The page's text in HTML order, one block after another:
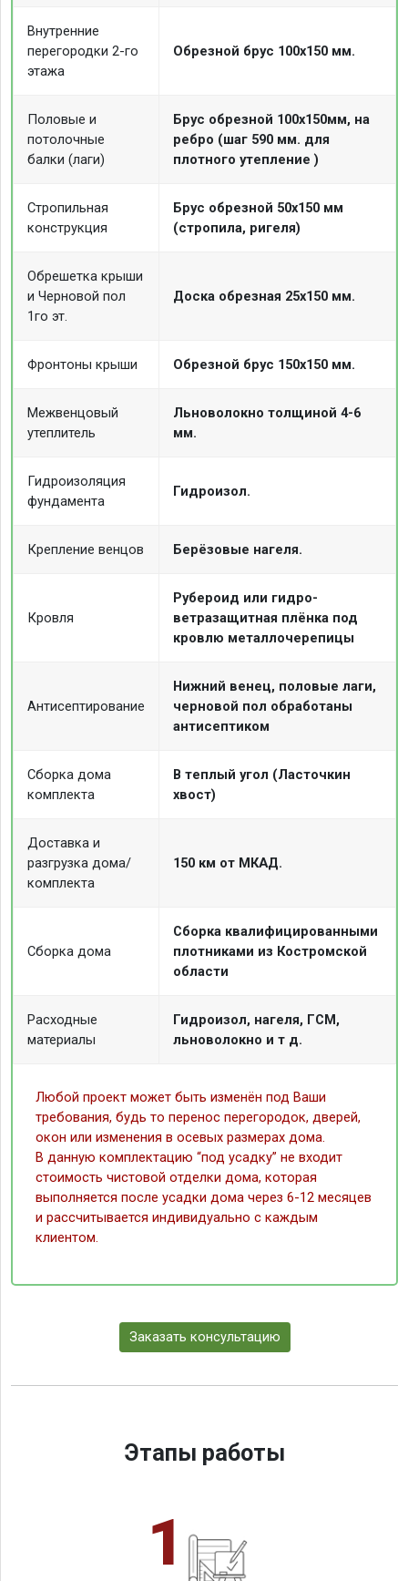
Внутренние
перегородки 2-го
этажа
Обрезной брус 100х150 мм.
Половые и
потолочные
балки (лаги)
Брус обрезной 100х150мм, на
ребро (шаг 590 мм. для
плотного утепление )
Стропильная
конструкция
Брус обрезной 50х150 мм
(стропила, ригеля)
Обрешетка крыши
и Черновой пол
1го эт.
Доска обрезная 25х150 мм.
Фронтоны крыши Обрезной брус 150х150 мм.
Межвенцовый
утеплитель
Льноволокно толщиной 4-6
мм.
Гидроизоляция
фундамента
Гидроизол.
Крепление венцов Берёзовые нагеля.
Кровля
Рубероид или гидро-
ветразащитная плёнка под
кровлю металлочерепицы
Антисептирование
Нижний венец, половые лаги,
черновой пол обработаны
антисептиком
Сборка дома
комплекта
В теплый угол (Ласточкин
хвост)
Доставка и
разгрузка дома/
комплекта
150 км от МКАД.
Сборка дома
Сборка квалифицированными
плотниками из Костромской
области
Расходные
материалы
Гидроизол, нагеля, ГСМ,
льноволокно и т д.
Любой проект может быть изменён под Ваши
требования, будь то перенос перегородок, дверей,
окон или изменения в осевых размерах дома.
В данную комплектацию “под усадку” не входит
стоимость чистовой отделки дома, которая
выполняется после усадки дома через 6-12 месяцев
и рассчитывается индивидуально с каждым
клиентом.
Заказать консультацию
Этапы работы
1